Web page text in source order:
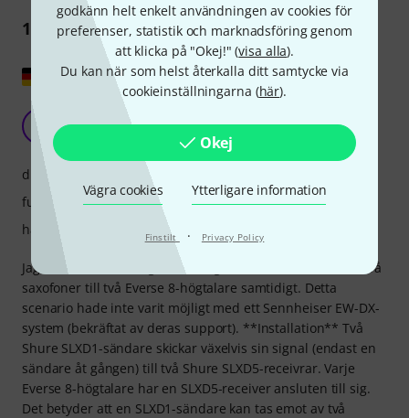
godkänn helt enkelt användningen av cookies för
preferenser, statistik och marknadsföring genom
att klicka på "Okej!" (visa alla).
Du kan när som helst återkalla ditt samtycke via
cookieinställningarna (här).
Okej
Vägra cookies Ytterligare information
Finstilt · Privacy Policy
1 Recension
Visa original
Fungerar perfekt och är lätt att konfigurera.
Klaus519 07.08.2024
Jag letade efter en digital lösning för att trådlöst ansluta två
saxofoner till två Everse 8-högtalare samtidigt. Detta
scenario hade inte varit möjligt med ett Sennheiser EW-DX-
system (bekräftat av deras support). **Installation** Två
Shure SLXD1-sändare skickar växelvis sin signal (endast en
sändare åt gången) till två Shure SLXD5-receivrar. Varje
Everse 8-högtalare har en SLXD5-receiver ansluten till sig.
Det betyder att en SLXD1-sändare kan tas emot av två
drift
funktioner
hantverkskvalitet